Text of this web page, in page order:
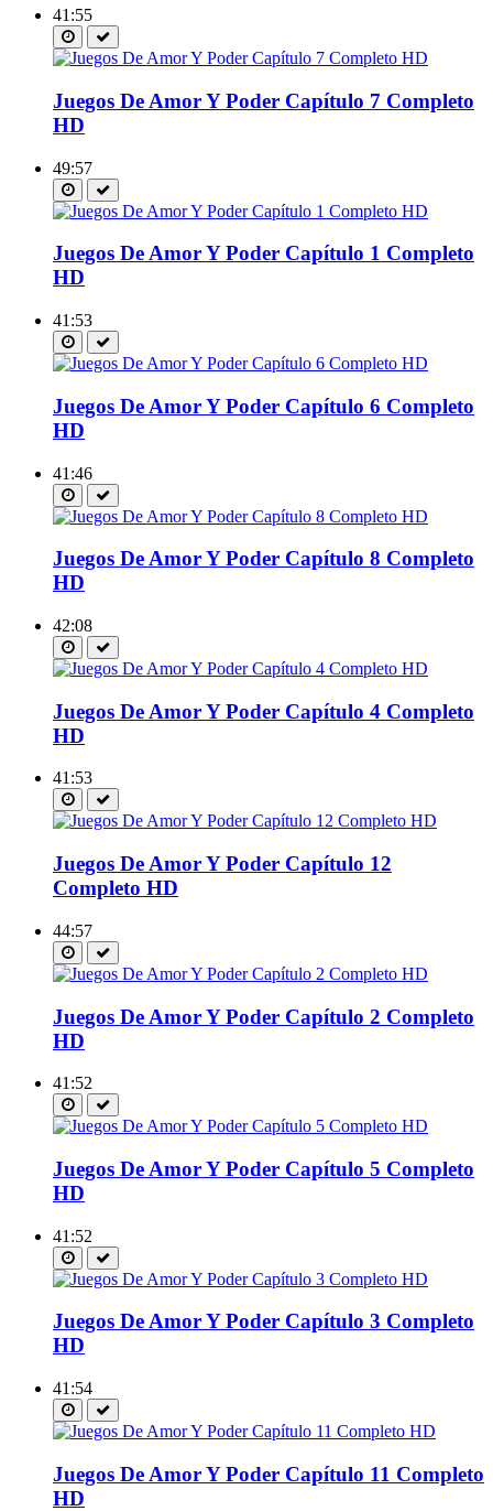
41:55
Juegos De Amor Y Poder Capítulo 7 Completo
HD
49:57
Juegos De Amor Y Poder Capítulo 1 Completo
HD
41:53
Juegos De Amor Y Poder Capítulo 6 Completo
HD
41:46
Juegos De Amor Y Poder Capítulo 8 Completo
HD
42:08
Juegos De Amor Y Poder Capítulo 4 Completo
HD
41:53
Juegos De Amor Y Poder Capítulo 12
Completo HD
44:57
Juegos De Amor Y Poder Capítulo 2 Completo
HD
41:52
Juegos De Amor Y Poder Capítulo 5 Completo
HD
41:52
Juegos De Amor Y Poder Capítulo 3 Completo
HD
41:54
Juegos De Amor Y Poder Capítulo 11 Completo
HD